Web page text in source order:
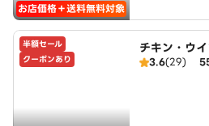
お店価格＋送料無料対象
半額セール
クーポンあり
チキン・ウ
ピザハット
3.6(29)